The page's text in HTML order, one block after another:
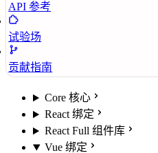
API 参考
试验场
贡献指南
Core 核心
React 绑定
React Full 组件库
Vue 绑定